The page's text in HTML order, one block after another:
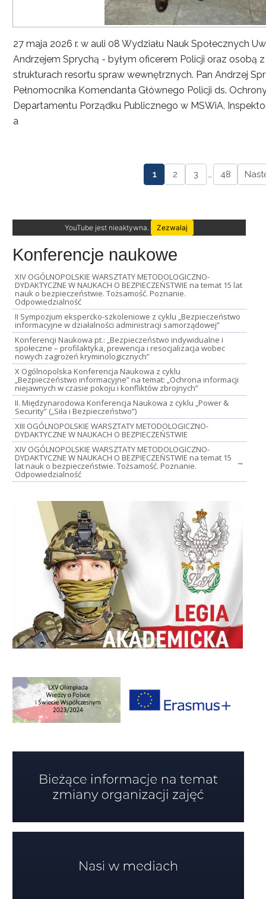
27 maja 2026 r. w auli 08 Wydziału Nauk Społecznych
Andrzejem Sprychą - byłym oficerem Policji oraz osobą
strukturach resortu spraw wewnętrznych. Pan Andrzej
Pełnomocnika Komendanta Głównego Policji ds.
Departamentu Porządku Publicznego w MSWiA,
a
1 2 3 … 48
YouTube jest nieaktywna. Zezwalaj
Konferencje naukowe
XIV OGÓLNOPOLSKIE WARSZTATY METODOLOGICZNO-
DYDAKTYCZNE W NAUKACH O BEZPIECZEŃSTWIE na temat 15 lat
nauk o bezpieczeństwie. Tożsamość. Poznanie.
Odpowiedzialność
II Sympozjum ekspercko-szkoleniowe z cyklu „Bezpieczeństwo
informacyjne w działalności administracji samorządowej”
Konferencji Naukowa pt.: „Bezpieczeństwo indywidualne i
społeczne – profilaktyka, prewencja i resocjalizacja wobec
nowych zagrożeń kryminologicznych”
X Ogólnopolska Konferencja Naukowa z cyklu
„Bezpieczeństwo informacyjne” na temat: „Ochrona informacji
niejawnych w czasie pokoju i konfliktów zbrojnych”
II. Międzynarodowa Konferencja Naukowa z cyklu „Power &
Security” („Siła i Bezpieczeństwo”)
XIII OGÓLNOPOLSKIE WARSZTATY METODOLOGICZNO-
DYDAKTYCZNE W NAUKACH O BEZPIECZEŃSTWIE
XIV OGÓLNOPOLSKIE WARSZTATY METODOLOGICZNO-
DYDAKTYCZNE W NAUKACH O BEZPIECZEŃSTWIE na temat 15
lat nauk o bezpieczeństwie. Tożsamość. Poznanie.
Odpowiedzialność
→